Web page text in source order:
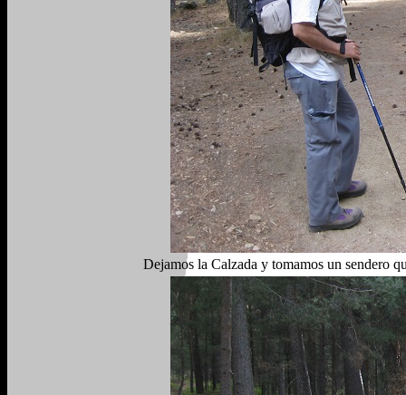
Dejamos la Calzada y tomamos un sendero